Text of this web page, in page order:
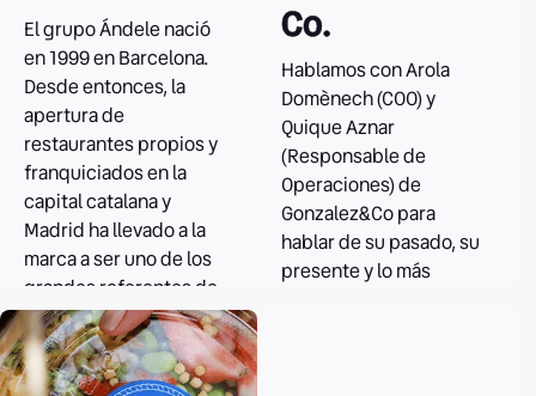
El grupo Ándele nació
en 1999 en Barcelona.
Desde entonces, la
apertura de
restaurantes propios y
franquiciados en la
capital catalana y
Madrid ha llevado a la
marca a ser uno de los
grandes referentes de
la restauración
mexicana en nuestro
país.
Co.
Hablamos con Arola
Domènech (COO) y
Quique Aznar
(Responsable de
Operaciones) de
Gonzalez&Co para
hablar de su pasado, su
presente y lo más